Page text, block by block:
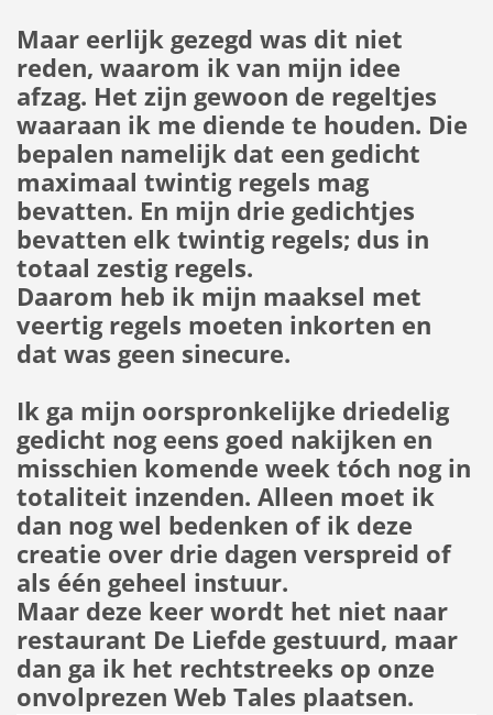
Maar eerlijk gezegd was dit niet
reden, waarom ik van mijn idee
afzag. Het zijn gewoon de regeltjes
waaraan ik me diende te houden. Die
bepalen namelijk dat een gedicht
maximaal twintig regels mag
bevatten. En mijn drie gedichtjes
bevatten elk twintig regels; dus in
totaal zestig regels.
Daarom heb ik mijn maaksel met
veertig regels moeten inkorten en
dat was geen sinecure.
Ik ga mijn oorspronkelijke driedelig
gedicht nog eens goed nakijken en
misschien komende week tóch nog in
totaliteit inzenden. Alleen moet ik
dan nog wel bedenken of ik deze
creatie over drie dagen verspreid of
als één geheel instuur.
Maar deze keer wordt het niet naar
restaurant De Liefde gestuurd, maar
dan ga ik het rechtstreeks op onze
onvolprezen Web Tales plaatsen.